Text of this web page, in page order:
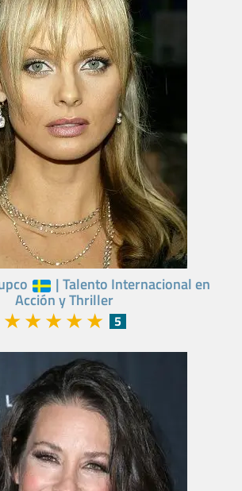
| Talento Internacional en
Acción y Thriller
★★★★★ 5